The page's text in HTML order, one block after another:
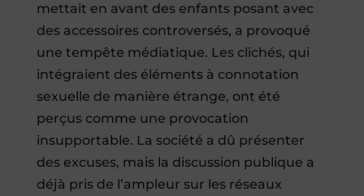
mettait en avant des enfants posant avec
des accessoires controversés, a provoqué
une tempête médiatique. Les clichés, qui
intégraient des éléments à connotation
sexuelle de manière étrange, ont été
perçus comme une provocation
insupportable. La société a dû présenter
des excuses, mais la discussion publique a
déjà pris de l’ampleur sur les réseaux